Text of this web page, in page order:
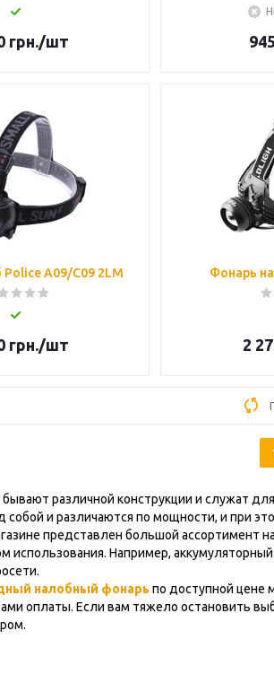
грн./шт 945
A09/C09 2LM
грн./шт
Фонарь
2
бывают различной конструкции и служат
собой и различаются по мощности, и при
представлен большой ассортимент
использования. Например,
налобный фонарь по доступной цене
оплаты. Если вам тяжело остановить